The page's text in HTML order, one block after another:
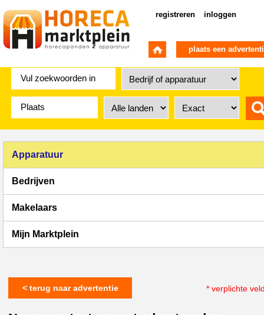
registreren inloggen
plaats een
Apparatuur
Bedrijven
Makelaars
Mijn Marktplein
< terug naar advertentie * verplichte